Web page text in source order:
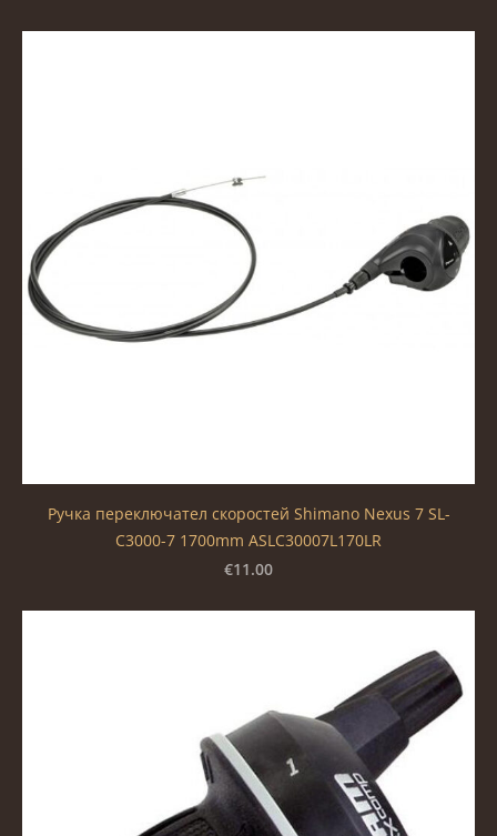
Ручка переключател скоростей Shimano Nexus 7 SL-
C3000-7 1700mm ASLC30007L170LR
€11.00